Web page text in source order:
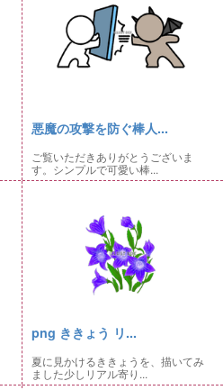
悪魔の攻撃を防ぐ棒人...
ご覧いただきありがとうございま
す。シンプルで可愛い棒...
png ききょう リ...
夏に見かけるききょうを、描いてみ
ました少しリアル寄り...